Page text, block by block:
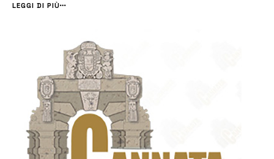
portati. Una carriera da calciatore iniziata nel […]
LEGGI DI PIÙ